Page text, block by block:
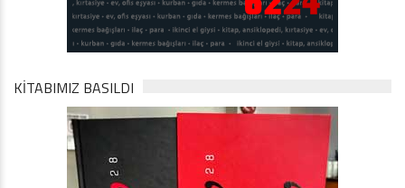
KİTABIMIZ BASILDI